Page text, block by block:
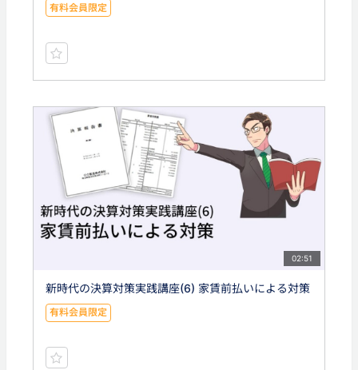
有料会員限定
02:51
新時代の決算対策実践講座(6) 家賃前払いによる対策
有料会員限定